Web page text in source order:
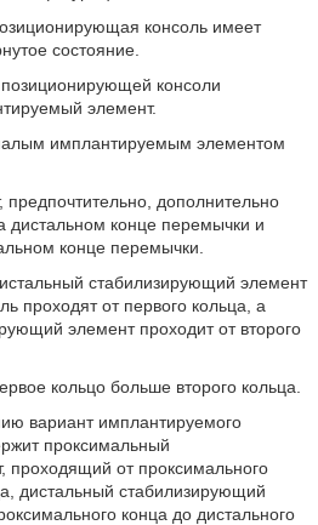
консоль имеет
состояние.
консоли
элемент.
имплантируемым элементом
дополнительно
дистальном конце перемычки и
конце перемычки.
стабилизирующий элемент
проходят от первого кольца, а
элемент проходит от второго
кольцо больше второго кольца.
вариант имплантируемого
проксимальный
проходящий от проксимального
дистальный стабилизирующий
конца до дистального